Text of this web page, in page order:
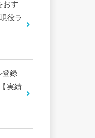
おす
役ラ
登録
実績